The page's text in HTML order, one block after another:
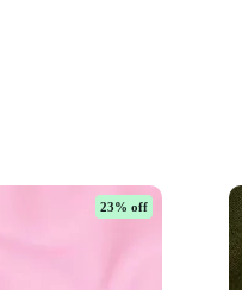
23% off